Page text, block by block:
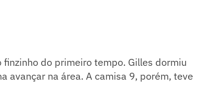
do primeiro tempo. Gilles dormiu
avançar na área. A camisa 9, porém, teve